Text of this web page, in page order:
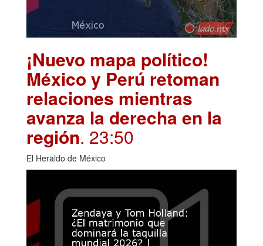
¡Nuevo mapa político!
México y Perú retoman
relaciones mientras
avanza la derecha en la
región. 23:50
El Heraldo de México